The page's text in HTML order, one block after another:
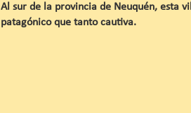
Al sur de la provincia de Neuquén, esta
patagónico que tanto cautiva.